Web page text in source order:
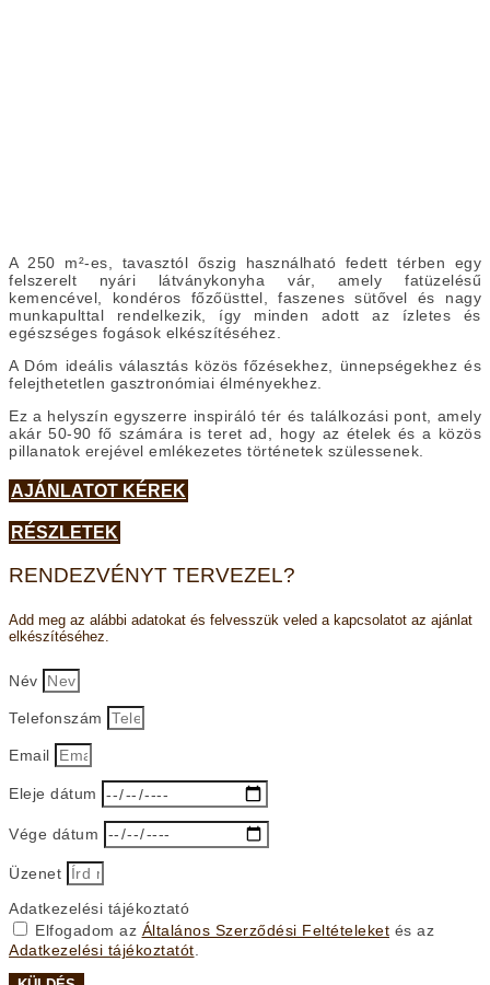
A 250 m²-es, tavasztól őszig használható fedett térben egy
felszerelt nyári látványkonyha vár, amely fatüzelésű
kemencével, kondéros főzőüsttel, faszenes sütővel és nagy
munkapulttal rendelkezik, így minden adott az ízletes és
egészséges fogások elkészítéséhez.
A Dóm ideális választás közös főzésekhez, ünnepségekhez és
felejthetetlen gasztronómiai élményekhez.
Ez a helyszín egyszerre inspiráló tér és találkozási pont, amely
akár 50-90 fő számára is teret ad, hogy az ételek és a közös
pillanatok erejével emlékezetes történetek szülessenek.
AJÁNLATOT KÉREK
RÉSZLETEK
RENDEZVÉNYT TERVEZEL?
Add meg az alábbi adatokat és felvesszük veled a kapcsolatot az ajánlat
elkészítéséhez.
Név
Telefonszám
Email
Eleje dátum
Vége dátum
Üzenet
Adatkezelési tájékoztató
Elfogadom az Általános Szerződési Feltételeket és az
Adatkezelési tájékoztatót